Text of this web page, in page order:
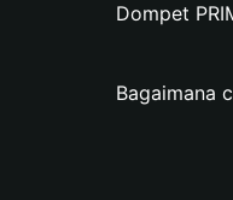
Dompet
Bagaimana